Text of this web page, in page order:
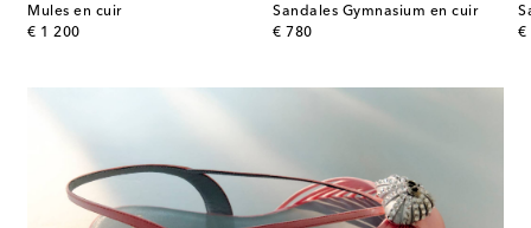
Mules en cuir
€ 1 200
original price
Sandales Gymnasium en cuir
€ 780
original price €